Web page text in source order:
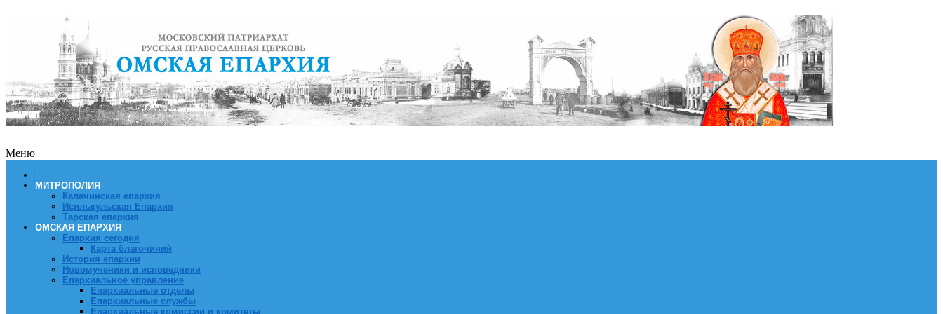
Меню
МИТРОПОЛИЯ
Калачинская епархия
Исилькульская Епархия
Тарская епархия
ОМСКАЯ ЕПАРХИЯ
Епархия сегодня
Карта благочиний
История епархии
Новомученики и исповедники
Епархиальное управление
Епархиальные отделы
Епархиальные службы
Епархиальные комиссии и комитеты